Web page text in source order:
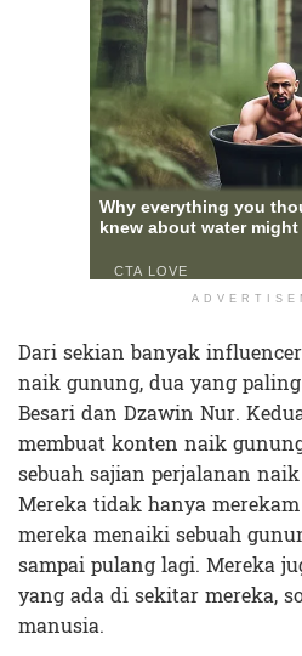
Dari sekian banyak
naik gunung, dua yang
Besari dan Dzawin Nur.
membuat konten naik
sebuah sajian perjalanan
Mereka tidak hanya
mereka menaiki sebuah
sampai pulang lagi. Mereka
yang ada di sekitar mereka,
manusia.